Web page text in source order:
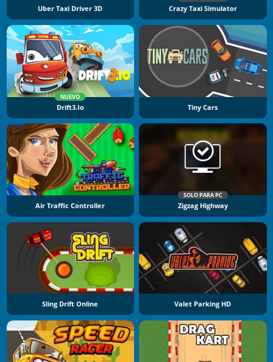
Uber Taxi Driver 3D Crazy Taxi Simulator
NUEVO
Drift3.io Tiny Cars
Air Traffic Controller
SOLO PARA PC
Zigzag Highway
Sling Drift Online Valet Parking HD